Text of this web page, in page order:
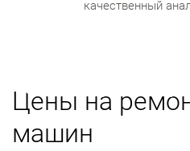
качественный
Цены на
машин